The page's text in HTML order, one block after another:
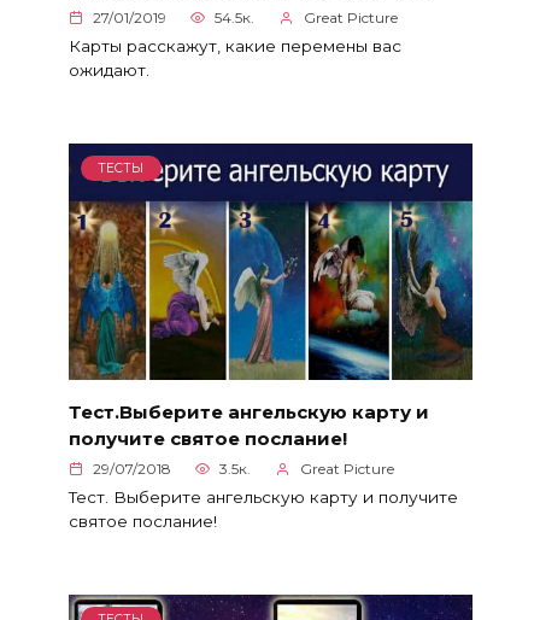
27/01/2019 54.5к. Great Picture
Карты расскажут, какие перемены вас
ожидают.
ТЕСТЫ
Тест.Выберите ангельскую карту и
получите святое послание!
29/07/2018 3.5к. Great Picture
Тест. Выберите ангельскую карту и получите
святое послание!